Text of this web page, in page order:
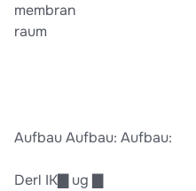
membran
raum
Aufbau Aufbau: Aufbau:
Derl IK▇ ug ▇